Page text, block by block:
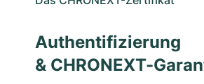
Authentifizierung
& CHRONEXT-